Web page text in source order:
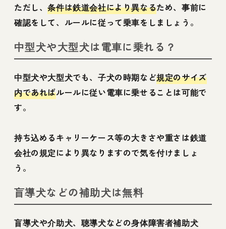
ただし、条件は鉄道会社により異なるため、事前に
確認をして、ルールに従って乗車をしましょう。
中型犬や大型犬は電車に乗れる？
中型犬や大型犬でも、子犬の時期など規定のサイズ
内であればルールに従い電車に乗せることは可能で
す。
持ち込めるキャリーケース等の大きさや重さは鉄道
会社の規定により異なりますので気を付けましょ
う。
盲導犬などの補助犬は無料
盲導犬や介助犬、聴導犬などの身体障害者補助犬